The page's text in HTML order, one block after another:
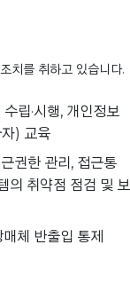
치를 취하고 있습니다.
립·시행, 개인정보
) 교육
권한 관리, 접근통
의 취약점 점검 및 보
체 반출입 통제